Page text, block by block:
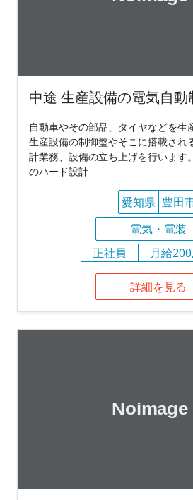
中途 生産設備の電気自
自動車やその部品、タイヤなどを生
生産設備の制御盤やそこに搭載され
計業務、設備の立ち上げを行います
のハード設計
愛知県 豊田
電気・電装
正社員
月給
詳細を見る